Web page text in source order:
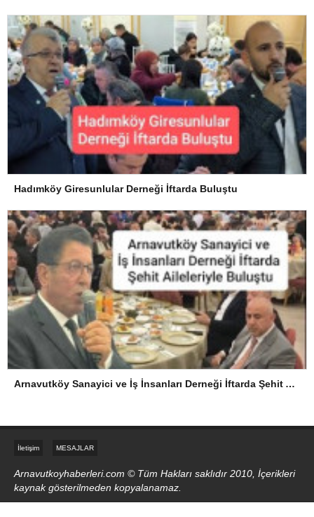
Hadımköy Giresunlular Derneği İftarda Buluştu
Arnavutköy Sanayici ve İş İnsanları Derneği İftarda Şehit Aileleriyle Buluştu
İletişim MESAJLAR
Arnavutkoyhaberleri.com © Tüm Hakları saklıdır 2010, İçerikleri
kaynak gösterilmeden kopyalanamaz.